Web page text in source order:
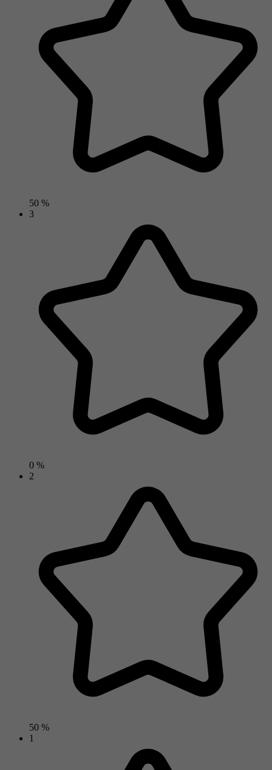
50 %
3
0 %
2
50 %
1